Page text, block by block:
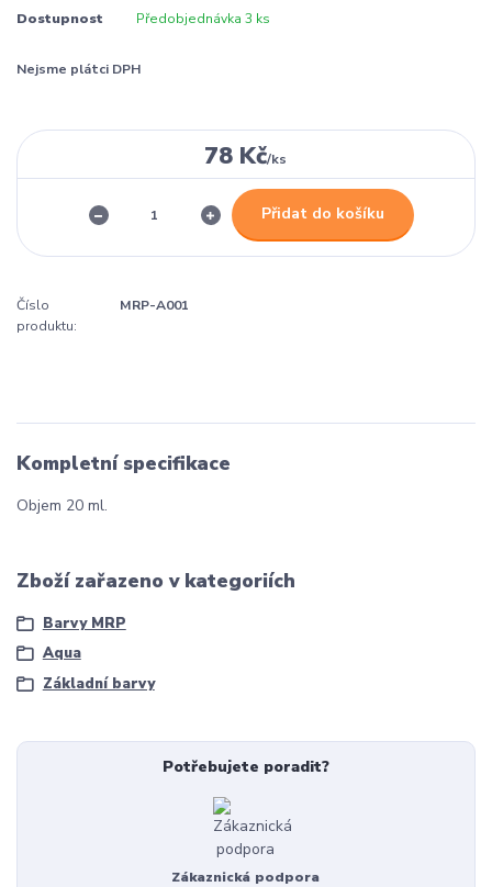
Dostupnost Předobjednávka 3 ks
Nejsme plátci DPH
78 Kč/ks
Přidat do košíku
Číslo
produktu:
MRP-A001
Kompletní specifikace
Objem 20 ml.
Zboží zařazeno v kategoriích
Barvy MRP
Aqua
Základní barvy
Potřebujete poradit?
Zákaznická podpora